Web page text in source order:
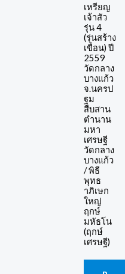
เหรียญ
เจ้าสัว
รุ่น 4
(รุ่นสร้าง
เขื่อน) ปี
2559
วัดกลาง
บางแก้ว
จ.นครป
ฐม
สืบสาน
ตำนาน
มหา
เศรษฐี
วัดกลาง
บางแก้ว
/ พิธี
พุทธ
าภิเษก
ใหญ่
ฤกษ์
มหัธโน
(ฤกษ์
เศรษฐี)